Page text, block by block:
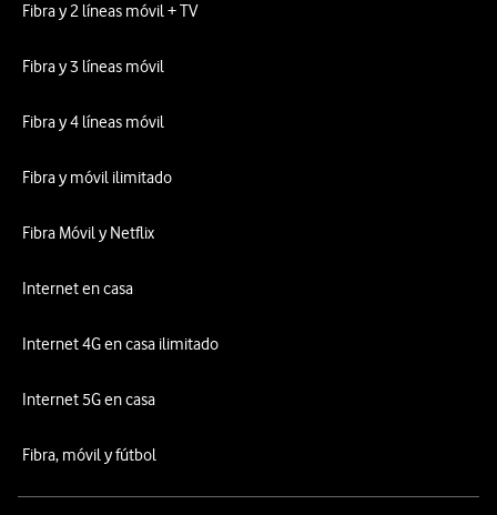
Fibra y 2 líneas móvil + TV
Fibra y 3 líneas móvil
Fibra y 4 líneas móvil
Fibra y móvil ilimitado
Fibra Móvil y Netflix
Internet en casa
Internet 4G en casa ilimitado
Internet 5G en casa
Fibra, móvil y fútbol